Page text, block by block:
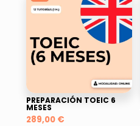
PREPARACIÓN TOEIC 6
MESES
289,00 €